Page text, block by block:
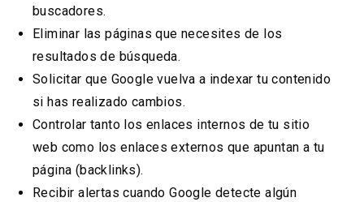
buscadores.
Eliminar las páginas que necesites de los
resultados de búsqueda.
Solicitar que Google vuelva a indexar tu contenido
si has realizado cambios.
Controlar tanto los enlaces internos de tu sitio
web como los enlaces externos que apuntan a tu
página (backlinks).
Recibir alertas cuando Google detecte algún